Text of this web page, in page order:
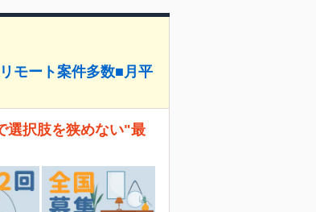
モート案件多数■月平
選択肢を狭めない"最